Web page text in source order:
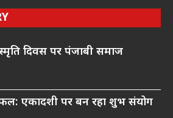
दिवस पर पंजाबी समाज
एकादशी पर बन रहा शुभ संयोग